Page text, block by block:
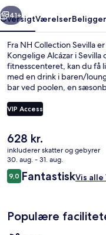
Næste
41+
OversigtVærelser
Fra NH Collection Sevilla
Kongelige Alcázar i
fitnesscenteret, kan du få
med en drink i baren/
bar ved poolen, en
personale.
transport: San Bernardo
VIP Access
Den
nuværende
pris
er
628 kr.
628 kr.
inkluderer skatter og gebyrer
30. aug. - 31. aug.
Anmeldelser
9,09,0 ud af 10.
FantastiskVis alle
Populære